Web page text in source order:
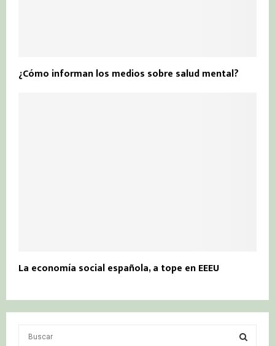
¿Cómo informan los medios sobre salud mental?
La economía social española, a tope en EEEU